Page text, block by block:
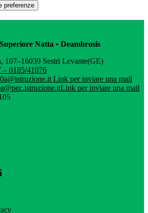
preferenze
Natta • Deambrosis
107–16039 Sestri Levante(GE)
– 0185/41076
Link per inviare una mail
Link per inviare una mail